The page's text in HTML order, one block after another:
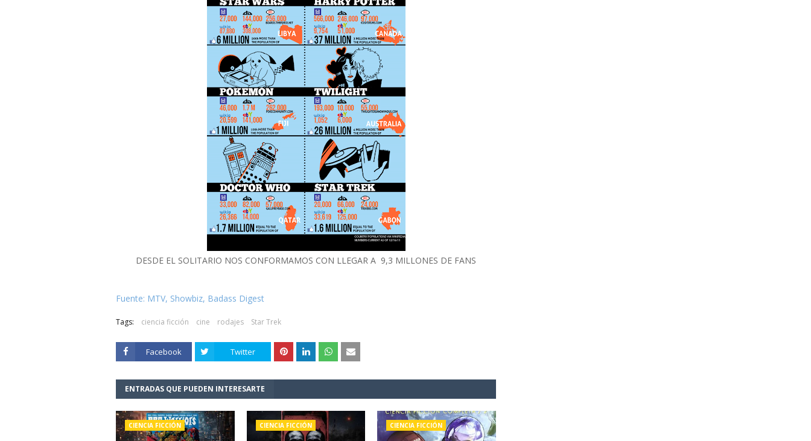
DESDE EL SOLITARIO NOS CONFORMAMOS CON LLEGAR A 9,3 MILLONES DE FANS
Fuente: MTV, Showbiz, Badass Digest
Tags: ciencia ficción cine rodajes Star Trek
Facebook Twitter
ENTRADAS QUE PUEDEN INTERESARTE
CIENCIA FICCIÓN CIENCIA FICCIÓN CIENCIA FICCIÓN